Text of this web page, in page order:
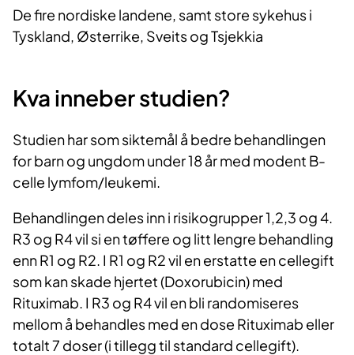
De fire nordiske landene, samt store sykehus i
Tyskland, Østerrike, Sveits og Tsjekkia
Kva inneber studien?
Studien har som siktemål å bedre behandlingen
for barn og ungdom under 18 år med modent B-
celle lymfom/leukemi.
Behandlingen deles inn i risikogrupper 1,2,3 og 4.
R3 og R4 vil si en tøffere og litt lengre behandling
enn R1 og R2. I R1 og R2 vil en erstatte en cellegift
som kan skade hjertet (Doxorubicin) med
Rituximab. I R3 og R4 vil en bli randomiseres
mellom å behandles med en dose Rituximab eller
totalt 7 doser (i tillegg til standard cellegift).